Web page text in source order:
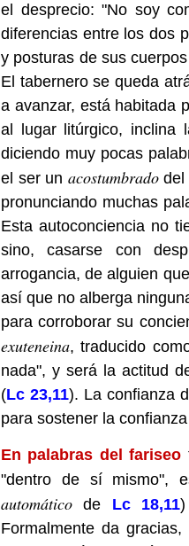
el desprecio: "No soy
diferencias entre los dos
y posturas de sus
El tabernero se queda
a avanzar, está habitada
al lugar litúrgico, inclina
diciendo muy pocas
el ser un acostumbrado del
pronunciando muchas
Esta autoconciencia no
sino, casarse con
arrogancia, de alguien
así que no alberga
para corroborar su
exuteneina, traducido
nada", y será la actitud
(Lc 23,11). La confianza
para sostener la
En palabras del fariseo
"dentro de sí mismo",
automático de Lc 18,11
Formalmente da